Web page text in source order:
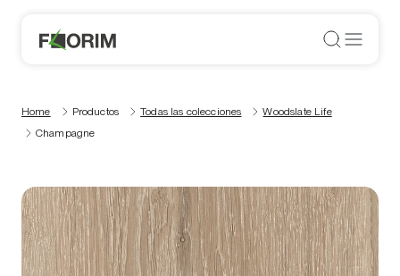
Home Productos Todas las colecciones
Woodslate Life
Champagne